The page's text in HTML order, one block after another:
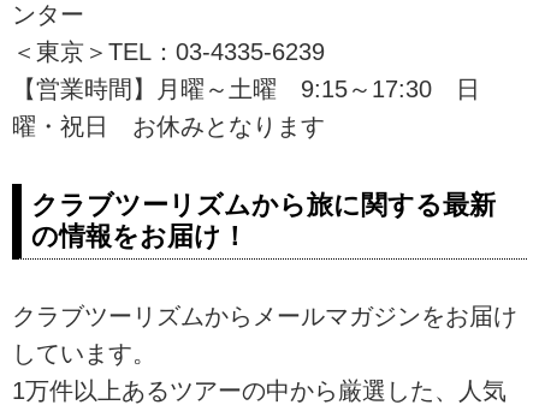
ンター
＜東京＞TEL：03-4335-6239
【営業時間】月曜～土曜 9:15～17:30 日
曜・祝日 お休みとなります
クラブツーリズムから旅に関する最新
の情報をお届け！
クラブツーリズムからメールマガジンをお届け
しています。
1万件以上あるツアーの中から厳選した、人気